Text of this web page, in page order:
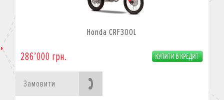
Honda CRF300L
286’000 грн.
Замовити